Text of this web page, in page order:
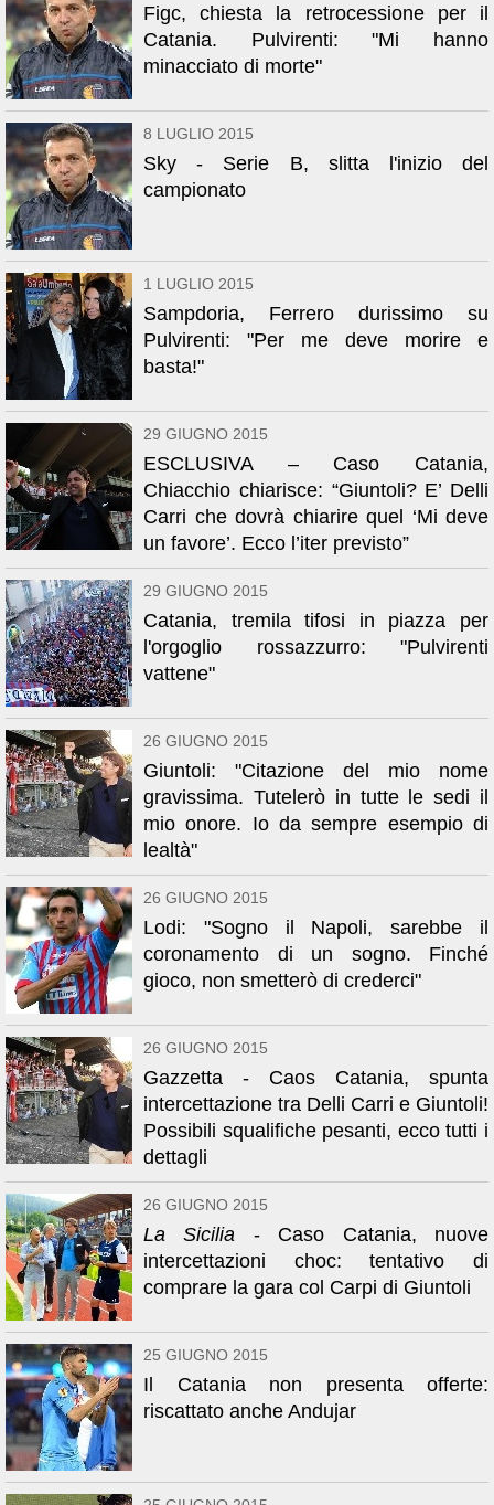
Figc, chiesta la retrocessione per il
Catania. Pulvirenti: "Mi hanno
minacciato di morte"
8 LUGLIO 2015
Sky - Serie B, slitta l'inizio del
campionato
1 LUGLIO 2015
Sampdoria, Ferrero durissimo su
Pulvirenti: "Per me deve morire e
basta!"
29 GIUGNO 2015
ESCLUSIVA – Caso Catania,
Chiacchio chiarisce: “Giuntoli? E’ Delli
Carri che dovrà chiarire quel ‘Mi deve
un favore’. Ecco l’iter previsto”
29 GIUGNO 2015
Catania, tremila tifosi in piazza per
l'orgoglio rossazzurro: "Pulvirenti
vattene"
26 GIUGNO 2015
Giuntoli: "Citazione del mio nome
gravissima. Tutelerò in tutte le sedi il
mio onore. Io da sempre esempio di
lealtà"
26 GIUGNO 2015
Lodi: "Sogno il Napoli, sarebbe il
coronamento di un sogno. Finché
gioco, non smetterò di crederci"
26 GIUGNO 2015
Gazzetta - Caos Catania, spunta
intercettazione tra Delli Carri e Giuntoli!
Possibili squalifiche pesanti, ecco tutti i
dettagli
26 GIUGNO 2015
La Sicilia - Caso Catania, nuove
intercettazioni choc: tentativo di
comprare la gara col Carpi di Giuntoli
25 GIUGNO 2015
Il Catania non presenta offerte:
riscattato anche Andujar